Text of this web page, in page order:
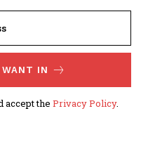
WANT IN
accept the Privacy Policy.